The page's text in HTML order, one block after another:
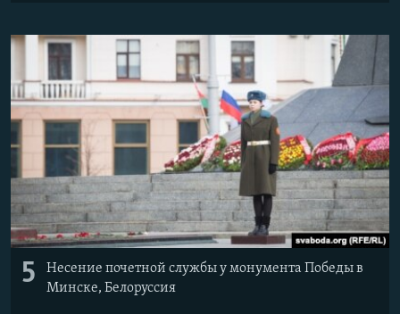
5
Несение почетной службы у монумента Победы в
Минске, Белоруссия